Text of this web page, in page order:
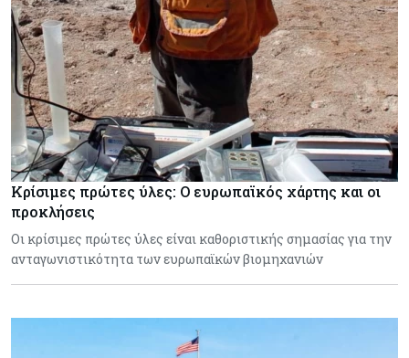
Κρίσιμες πρώτες ύλες: Ο ευρωπαϊκός χάρτης και οι
προκλήσεις
Οι κρίσιμες πρώτες ύλες είναι καθοριστικής σημασίας για την
ανταγωνιστικότητα των ευρωπαϊκών βιομηχανιών